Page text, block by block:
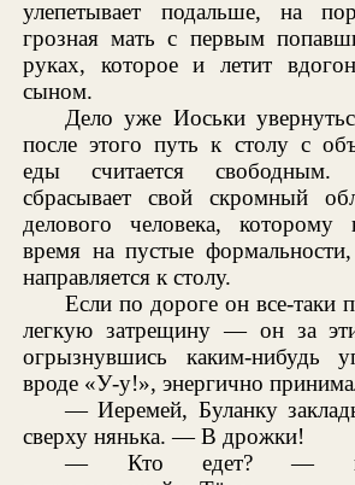
улепетывает подальше, на
грозная мать с первым
руках, которое и летит
сыном.
Дело уже Иоськи
после этого путь к столу с
еды считается свободным.
сбрасывает свой скромный
делового человека, которому
время на пустые
направляется к столу.
Если по дороге он все-таки
легкую затрещину — он за
огрызнувшись каким-нибудь
вроде «У-у!», энергично
— Иеремей, Буланку
сверху нянька. — В дрожки!
— Кто едет? —